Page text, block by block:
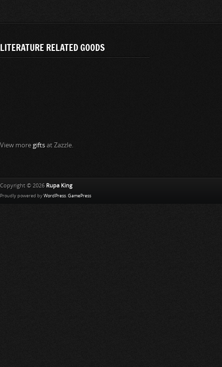
LITERATURE RELATED GOODS
View more gifts at Zazzle.
Copyright © 2026 Rupa King
Proudly powered by WordPress. GamePress